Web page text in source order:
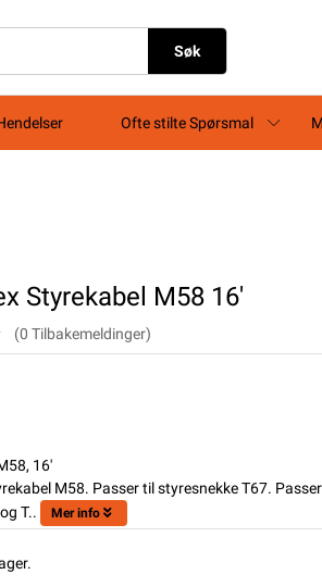
Søk
Ofte stilte Spørsmal
Styrekabel M58 16'
(0 Tilbakemeldinger)
16'
M58. Passer til styresnekke T67.
T..
Mer info